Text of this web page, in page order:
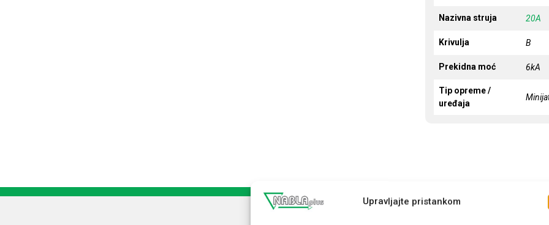
Upravljajte pristankom
Nazivna struja 20A
Krivulja B
Prekidna moć 6kA
Tip opreme /
uređaja